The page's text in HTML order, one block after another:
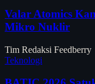
Valar Atomics
Mikro Nuklir
Tim Redaksi Feedberry
Teknologi